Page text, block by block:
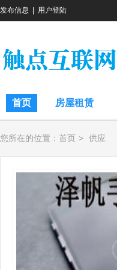
发布信息 用户登陆
首页 房屋租赁
您所在的位置： 首页 > 供应